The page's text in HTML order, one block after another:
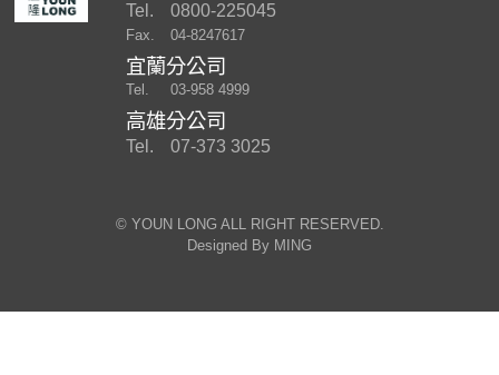
Tel.
0800-225045
Fax. 04-8247617
宜蘭分公司
Tel. 03-958 4999
高雄分公司
Tel. 07-373 3025
©︎ YOUN LONG ALL RIGHT RESERVED.
Designed By MING